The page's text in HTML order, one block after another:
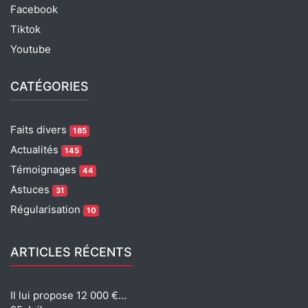
Facebook
Tiktok
Youtube
CATÉGORIES
Faits divers 185
Actualités 145
Témoignages 44
Astuces 31
Régularisation 10
ARTICLES RÉCENTS
Il lui propose 12 000 €…